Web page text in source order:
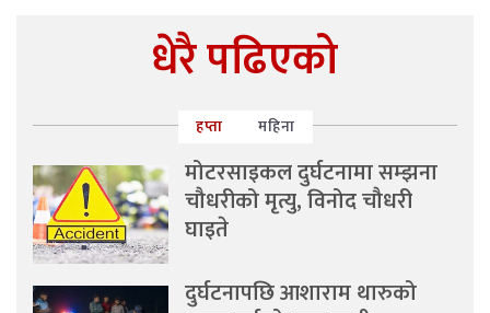
धेरै पढिएको
हप्ता महिना
मोटरसाइकल दुर्घटनामा सम्झना
चौधरीको मृत्यु, विनोद चौधरी
घाइते
दुर्घटनापछि आशाराम थारुको